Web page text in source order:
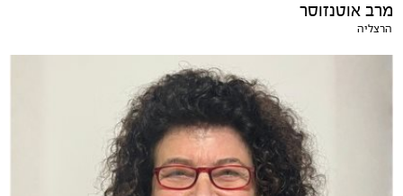
מרב אוטנזוסר
הרצליה